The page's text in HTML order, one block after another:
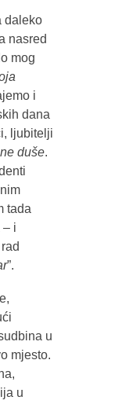
daleko
nasred
mog
i
dana
ljubitelji
duše.
tada
– i
”.
u
mjesto.
u